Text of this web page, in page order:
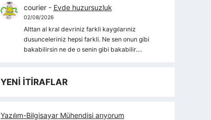
courier- Evde huzursuzluk
02/08/2026
Alttan al kral devriniz farkli kaygılarıniz
dusunceleriniz hepsi farkli. Ne sen onun gibi
bakabilirsin ne de o senin gibi bakabilir.…
YENİ İTİRAFLAR
Yazılım-Bilgisayar Mühendisi arıyorum